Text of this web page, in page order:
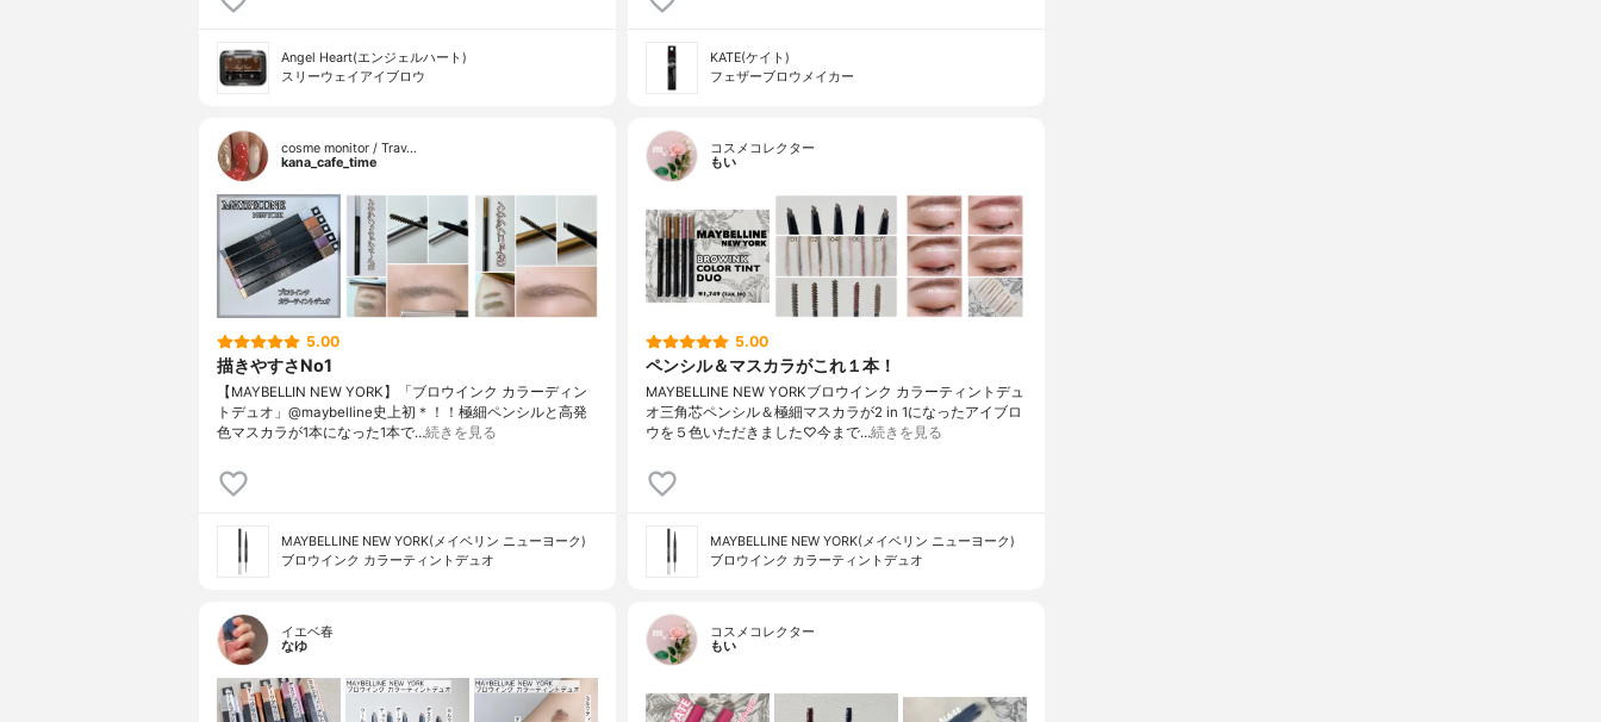
Angel Heart(エンジェルハート)
スリーウェイアイブロウ
KATE(ケイト)
フェザーブロウメイカー
cosme monitor / Trav…
kana_cafe_time
5.00
描きやすさNo1
【MAYBELLIN NEW YORK】「ブロウインク カラーディン
トデュオ」@maybelline史上初＊！！極細ペンシルと高発
色マスカラが1本になった1本で…続きを見る
MAYBELLINE NEW YORK(メイベリン ニューヨーク)
ブロウインク カラーティントデュオ
コスメコレクター
もい
5.00
ペンシル＆マスカラがこれ１本！
MAYBELLINE NEW YORKブロウインク カラーティントデュ
オ三角芯ペンシル＆極細マスカラが2 in 1になったアイブロ
ウを５色いただきました♡今まで…続きを見る
MAYBELLINE NEW YORK(メイベリン ニューヨーク)
ブロウインク カラーティントデュオ
イエベ春
なゆ
コスメコレクター
もい